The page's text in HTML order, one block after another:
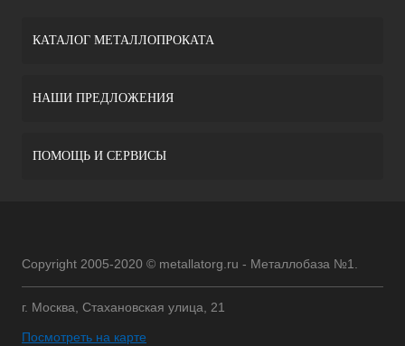
КАТАЛОГ МЕТАЛЛОПРОКАТА
НАШИ ПРЕДЛОЖЕНИЯ
ПОМОЩЬ И СЕРВИСЫ
Copyright 2005-2020 © metallatorg.ru - Металлобаза №1.
г. Москва, Стахановская улица, 21
Посмотреть на карте